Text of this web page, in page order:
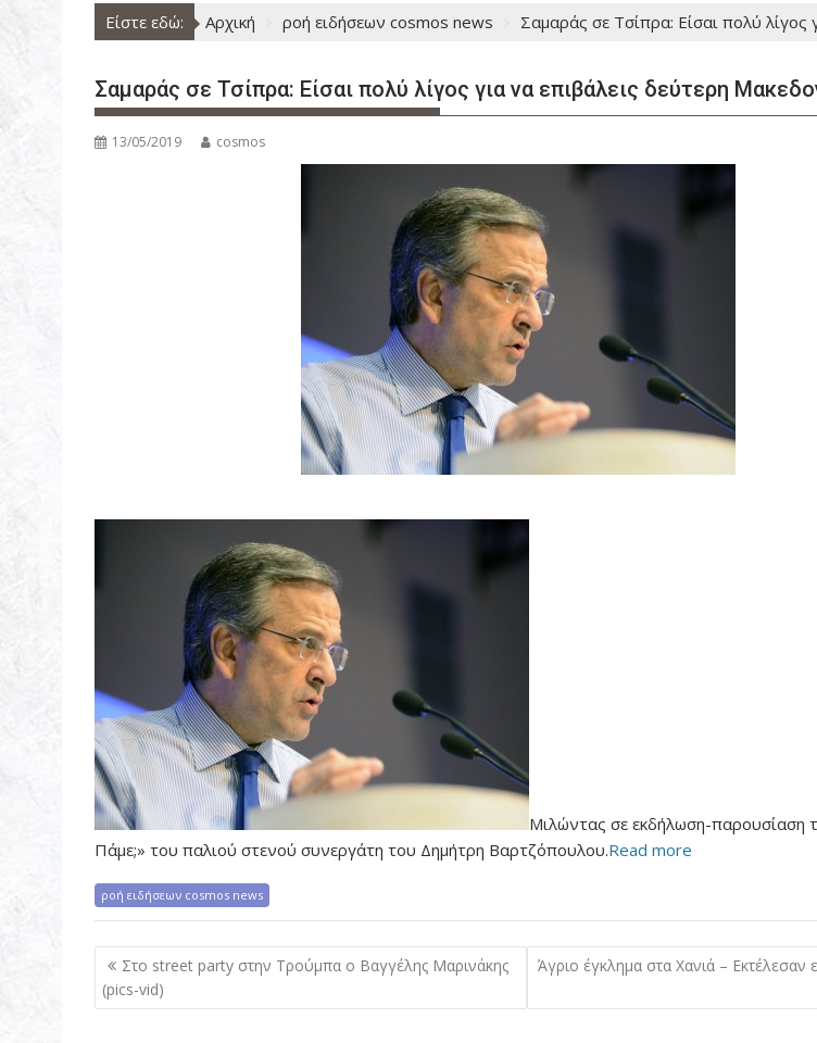
Είστε εδώ: Αρχική ροή ειδήσεων cosmos news Σαμαράς σε Τσίπρα: Είσαι πολύ λίγος
Σαμαράς σε Τσίπρα: Είσαι πολύ λίγος για να επιβάλεις δεύτερη
13/05/2019 cosmos
Μιλώντας σε εκδήλωση-παρουσίαση
Πάμε;» του παλιού στενού συνεργάτη του Δημήτρη Βαρτζόπουλου.Read more
ροή ειδήσεων cosmos news
Π
λ
Στο street party στην Τρούμπα ο Βαγγέλης Μαρινάκης
(pics-vid)
Άγριο έγκλημα στα Χανιά – Εκτέλεσαν